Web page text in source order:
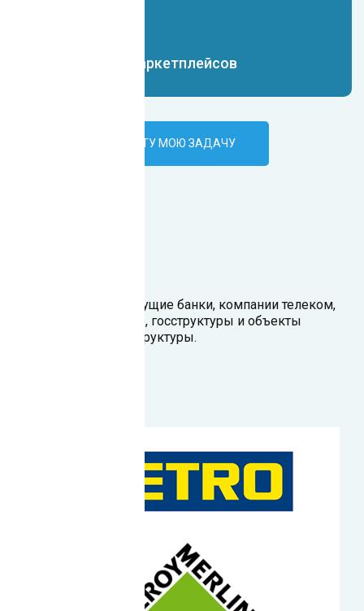
Чат-бот для маркетплейсов
ПОРУЧИТЬ ИИ-БОТУ МОЮ ЗАДАЧУ
Наши клиенты — ведущие банки, компании телеком,
ритейл, производство, госструктуры и объекты
критической инфраструктуры.